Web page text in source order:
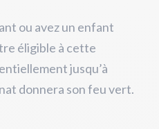
ou avez un enfant
éligible à cette
jusqu’à
donnera son feu vert.